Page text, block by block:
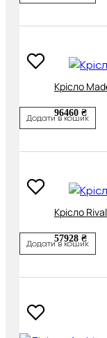
Крісло
96460 ₴
Додати в кошик
Крісло
57928 ₴
Додати в кошик